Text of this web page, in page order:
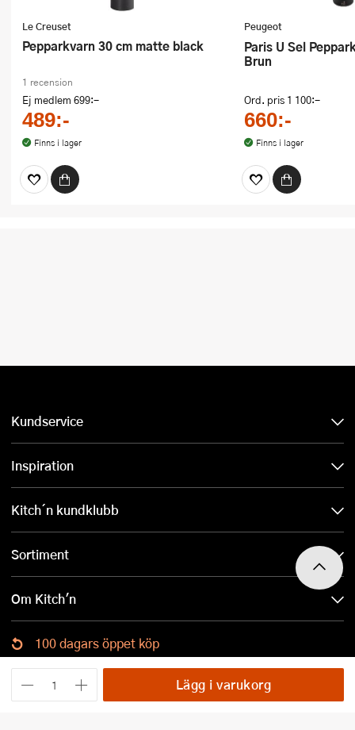
Lägg i varukorg
Le Creuset
Pepparkvarn 30 cm matte black
1 recension
Ej medlem 699:-
489:-
Finns i lager
Peugeot
Paris U Sel Pepparkvarn 30 cm
Brun
Ord. pris 1 100:-
660:-
Finns i lager
Kundservice
Inspiration
Kitch´n kundklubb
Sortiment
Om Kitch'n
100 dagars öppet köp
Ladda ned Kitch´n-appen